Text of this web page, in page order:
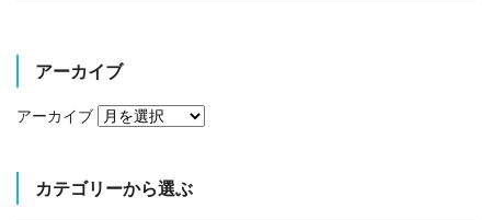
アーカイブ
アーカイブ
カテゴリーから選ぶ